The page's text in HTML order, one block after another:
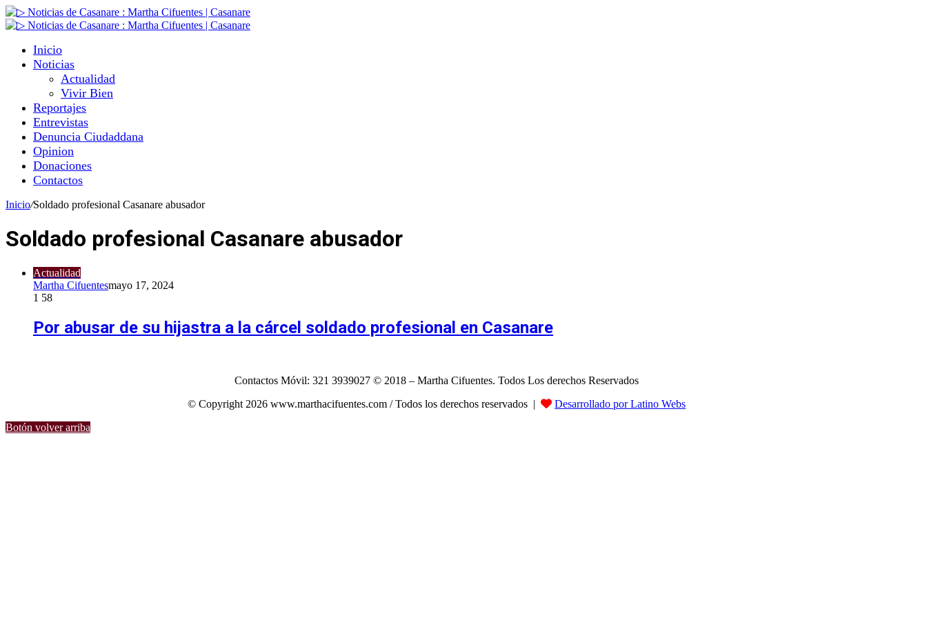
Inicio
Noticias
Actualidad
Vivir Bien
Reportajes
Entrevistas
Denuncia Ciudaddana
Opinion
Donaciones
Contactos
Inicio/Soldado profesional Casanare abusador
Soldado profesional Casanare abusador
Actualidad
Martha Cifuentesmayo 17, 2024
1 58
Por abusar de su hijastra a la cárcel soldado profesional en Casanare
Contactos Móvil: 321 3939027 © 2018 – Martha Cifuentes. Todos Los derechos Reservados
© Copyright 2026 www.marthacifuentes.com / Todos los derechos reservados |
Desarrollado por Latino Webs
Botón volver arriba